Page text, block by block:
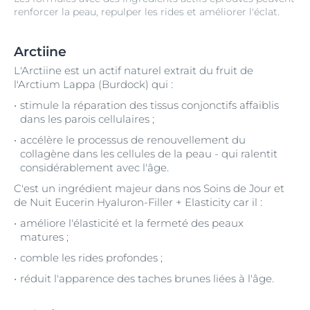
renforcer la peau, repulper les rides et améliorer l'éclat.
Arctiine
L'Arctiine est un actif naturel extrait du fruit de
l'Arctium Lappa (Burdock) qui :
stimule la réparation des tissus conjonctifs affaiblis
dans les parois cellulaires ;
accélère le processus de renouvellement du
collagène dans les cellules de la peau - qui ralentit
considérablement avec l'âge.
C'est un ingrédient majeur dans nos Soins de Jour et
de Nuit Eucerin Hyaluron-Filler + Elasticity car il :
améliore l'élasticité et la fermeté des peaux
matures ;
comble les rides profondes ;
réduit l'apparence des taches brunes liées à l'âge.